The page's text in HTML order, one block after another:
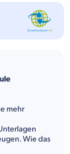
mehr
Wie das